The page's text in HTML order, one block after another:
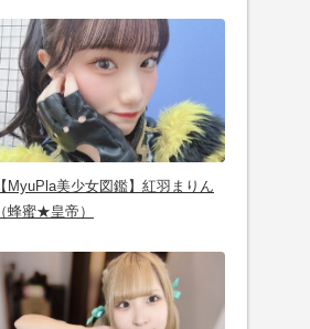
【MyuPla美少女図鑑】紅羽まりん
（蜂蜜★皇帝）